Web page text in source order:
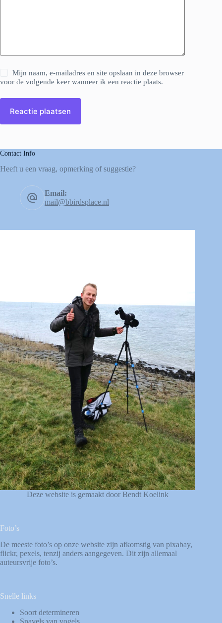
Mijn naam, e-mailadres en site opslaan in deze browser
voor de volgende keer wanneer ik een reactie plaats.
Reactie plaatsen
Contact Info
Heeft u een vraag, opmerking of suggestie?
Email:
mail@bbirdsplace.nl
Deze website is gemaakt door Bendt Koelink
Foto’s
De meeste foto’s op onze website zijn afkomstig van pixabay,
flickr, pexels, tenzij anders aangegeven. Dit zijn allemaal
auteursvrije foto’s.
Snelle links
Soort determineren
Snavels van vogels